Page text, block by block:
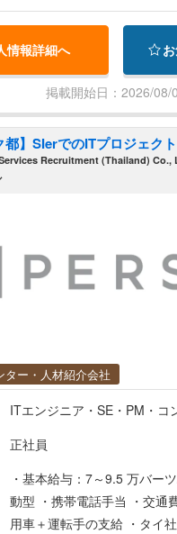
CA推進） • カスタマーサク
務フレームの開発およびナレ
内エンジニアとの連携・顧客
けた協業 • 顧客提供価値と
ンスさせるアカウントプラン
情報詳細へ
掲載開始日：2026/08/
都】SIerでのITプロジェク
Recruitment (Thailand) Co.,
ター・人材紹介会社
ITエンジニア・SE・PM・コ
正社員
・基本給与：7～9.5 万バー
動型 ・携帯電話手当 ・交通
用車＋運転手の支給 ・タイ